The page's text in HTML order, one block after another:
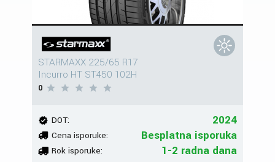
STARMAXX 225/65 R17
Incurro HT ST450 102H
0
DOT: 2024
Cena isporuke: Besplatna isporuka
Rok isporuke: 1-2 radna dana